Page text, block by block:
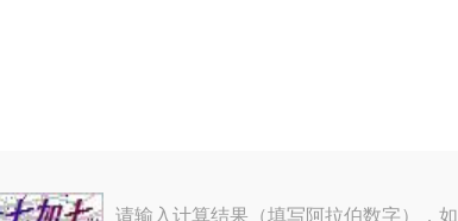
请输入计算结果（填写阿拉伯数字），